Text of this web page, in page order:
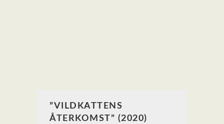
”VILDKATTENS
ÅTERKOMST” (2020)